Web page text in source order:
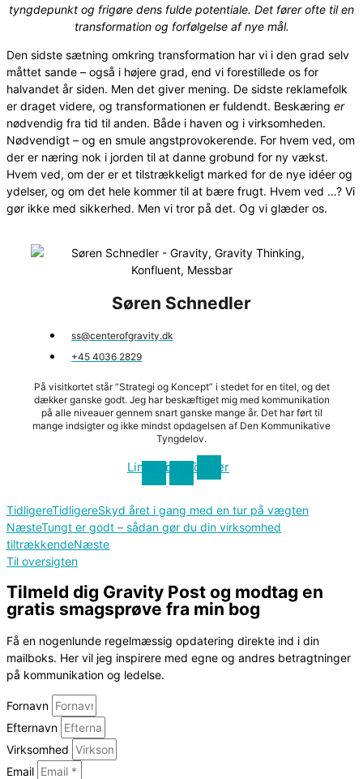
tyngdepunkt og frigøre dens fulde potentiale. Det fører ofte til en
transformation og forfølgelse af nye mål.
Den sidste sætning omkring transformation har vi i den grad selv
måttet sande – også i højere grad, end vi forestillede os for
halvandet år siden. Men det giver mening. De sidste reklamefolk
er draget videre, og transformationen er fuldendt. Beskæring er
nødvendig fra tid til anden. Både i haven og i virksomheden.
Nødvendigt – og en smule angstprovokerende. For hvem ved, om
der er næring nok i jorden til at danne grobund for ny vækst.
Hvem ved, om der er et tilstrækkeligt marked for de nye idéer og
ydelser, og om det hele kommer til at bære frugt. Hvem ved …? Vi
gør ikke med sikkerhed. Men vi tror på det. Og vi glæder os.
Søren Schnedler
ss@centerofgravity.dk
+45 4036 2829
På visitkortet står “Strategi og Koncept” i stedet for en titel, og det
dækker ganske godt. Jeg har beskæftiget mig med kommunikation
på alle niveauer gennem snart ganske mange år. Det har ført til
mange indsigter og ikke mindst opdagelsen af Den Kommunikative
Tyngdelov.
Linkedin-Facebook-Twitter
TidligereTidligereSkyd året i gang med en tur på vægten
NæsteTungt er godt – sådan gør du din virksomhed
tiltrækkendeNæste
Til oversigten
Tilmeld dig Gravity Post og modtag en
gratis smagsprøve fra min bog
Få en nogenlunde regelmæssig opdatering direkte ind i din
mailboks. Her vil jeg inspirere med egne og andres betragtninger
på kommunikation og ledelse.
Fornavn
Efternavn
Virksomhed
Email